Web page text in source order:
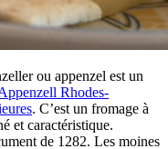
ou appenzel est un
Rhodes-
. C’est un fromage à
et caractéristique.
de 1282. Les moines